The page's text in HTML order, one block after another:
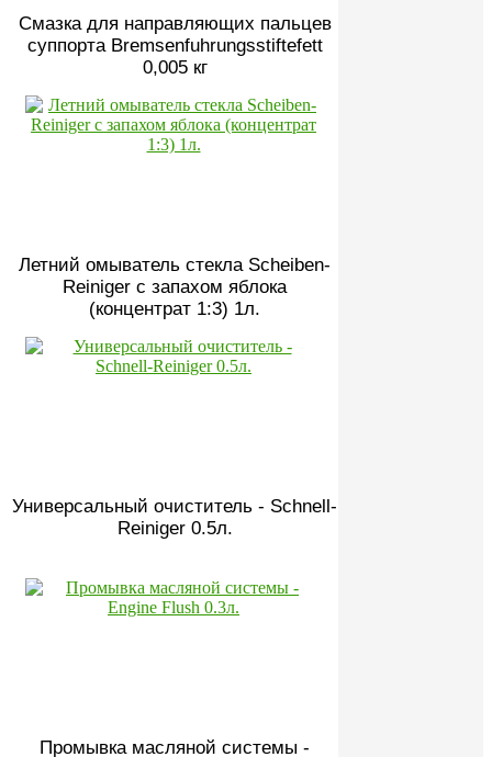
Смазка для направляющих пальцев
суппорта Bremsenfuhrungsstiftefett
0,005 кг
Летний омыватель стекла Scheiben-
Reiniger с запахом яблока
(концентрат 1:3) 1л.
Универсальный очиститель - Schnell-
Reiniger 0.5л.
Промывка масляной системы -